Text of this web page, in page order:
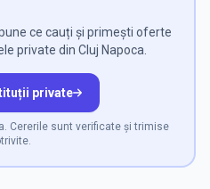
ce cauți și primești oferte
private din Cluj Napoca.
private
Cererile sunt verificate și trimise